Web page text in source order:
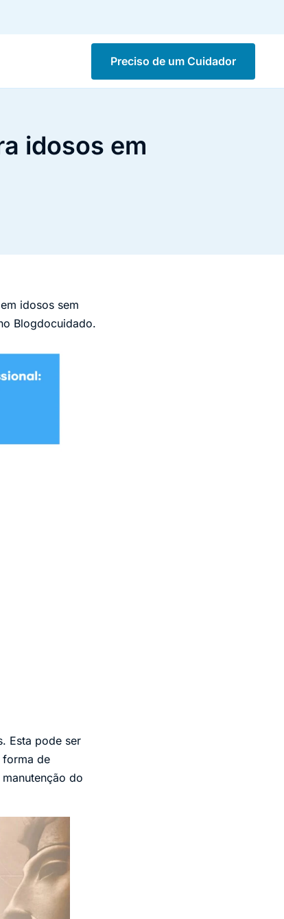
Preciso de um Cuidador
idosos em
idosos sem
Blogdocuidado.
Esta pode ser
forma de
do